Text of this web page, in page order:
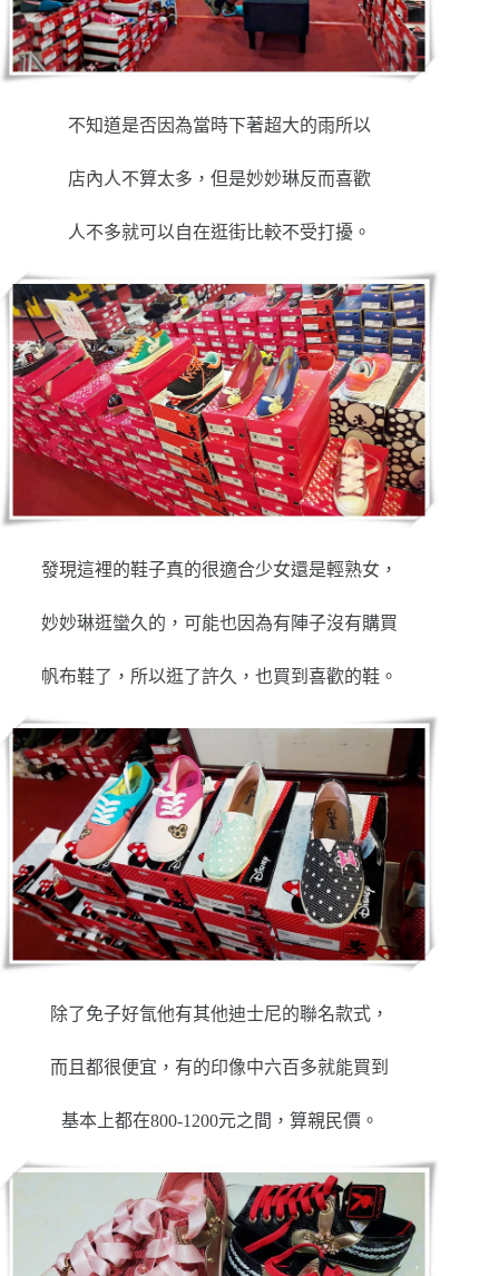
不知道是否因為當時下著超大的雨所以
店內人不算太多，但是妙妙琳反而喜歡
人不多就可以自在逛街比較不受打擾。
發現這裡的鞋子真的很適合少女還是輕熟女，
妙妙琳逛蠻久的，可能也因為有陣子沒有購買
帆布鞋了，所以逛了許久，也買到喜歡的鞋。
除了免子好氜他有其他迪士尼的聯名款式，
而且都很便宜，有的印像中六百多就能買到
基本上都在800-1200元之間，算親民價。